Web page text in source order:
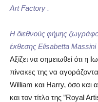
Art Factory .
Η διεθνούς φήμης
έκθεσης Elisabetta Massini
Αξίζει να σημειωθεί ότι η
πίνακες της να
William και Harry, όσο και
και τον τίτλο της ”Royal